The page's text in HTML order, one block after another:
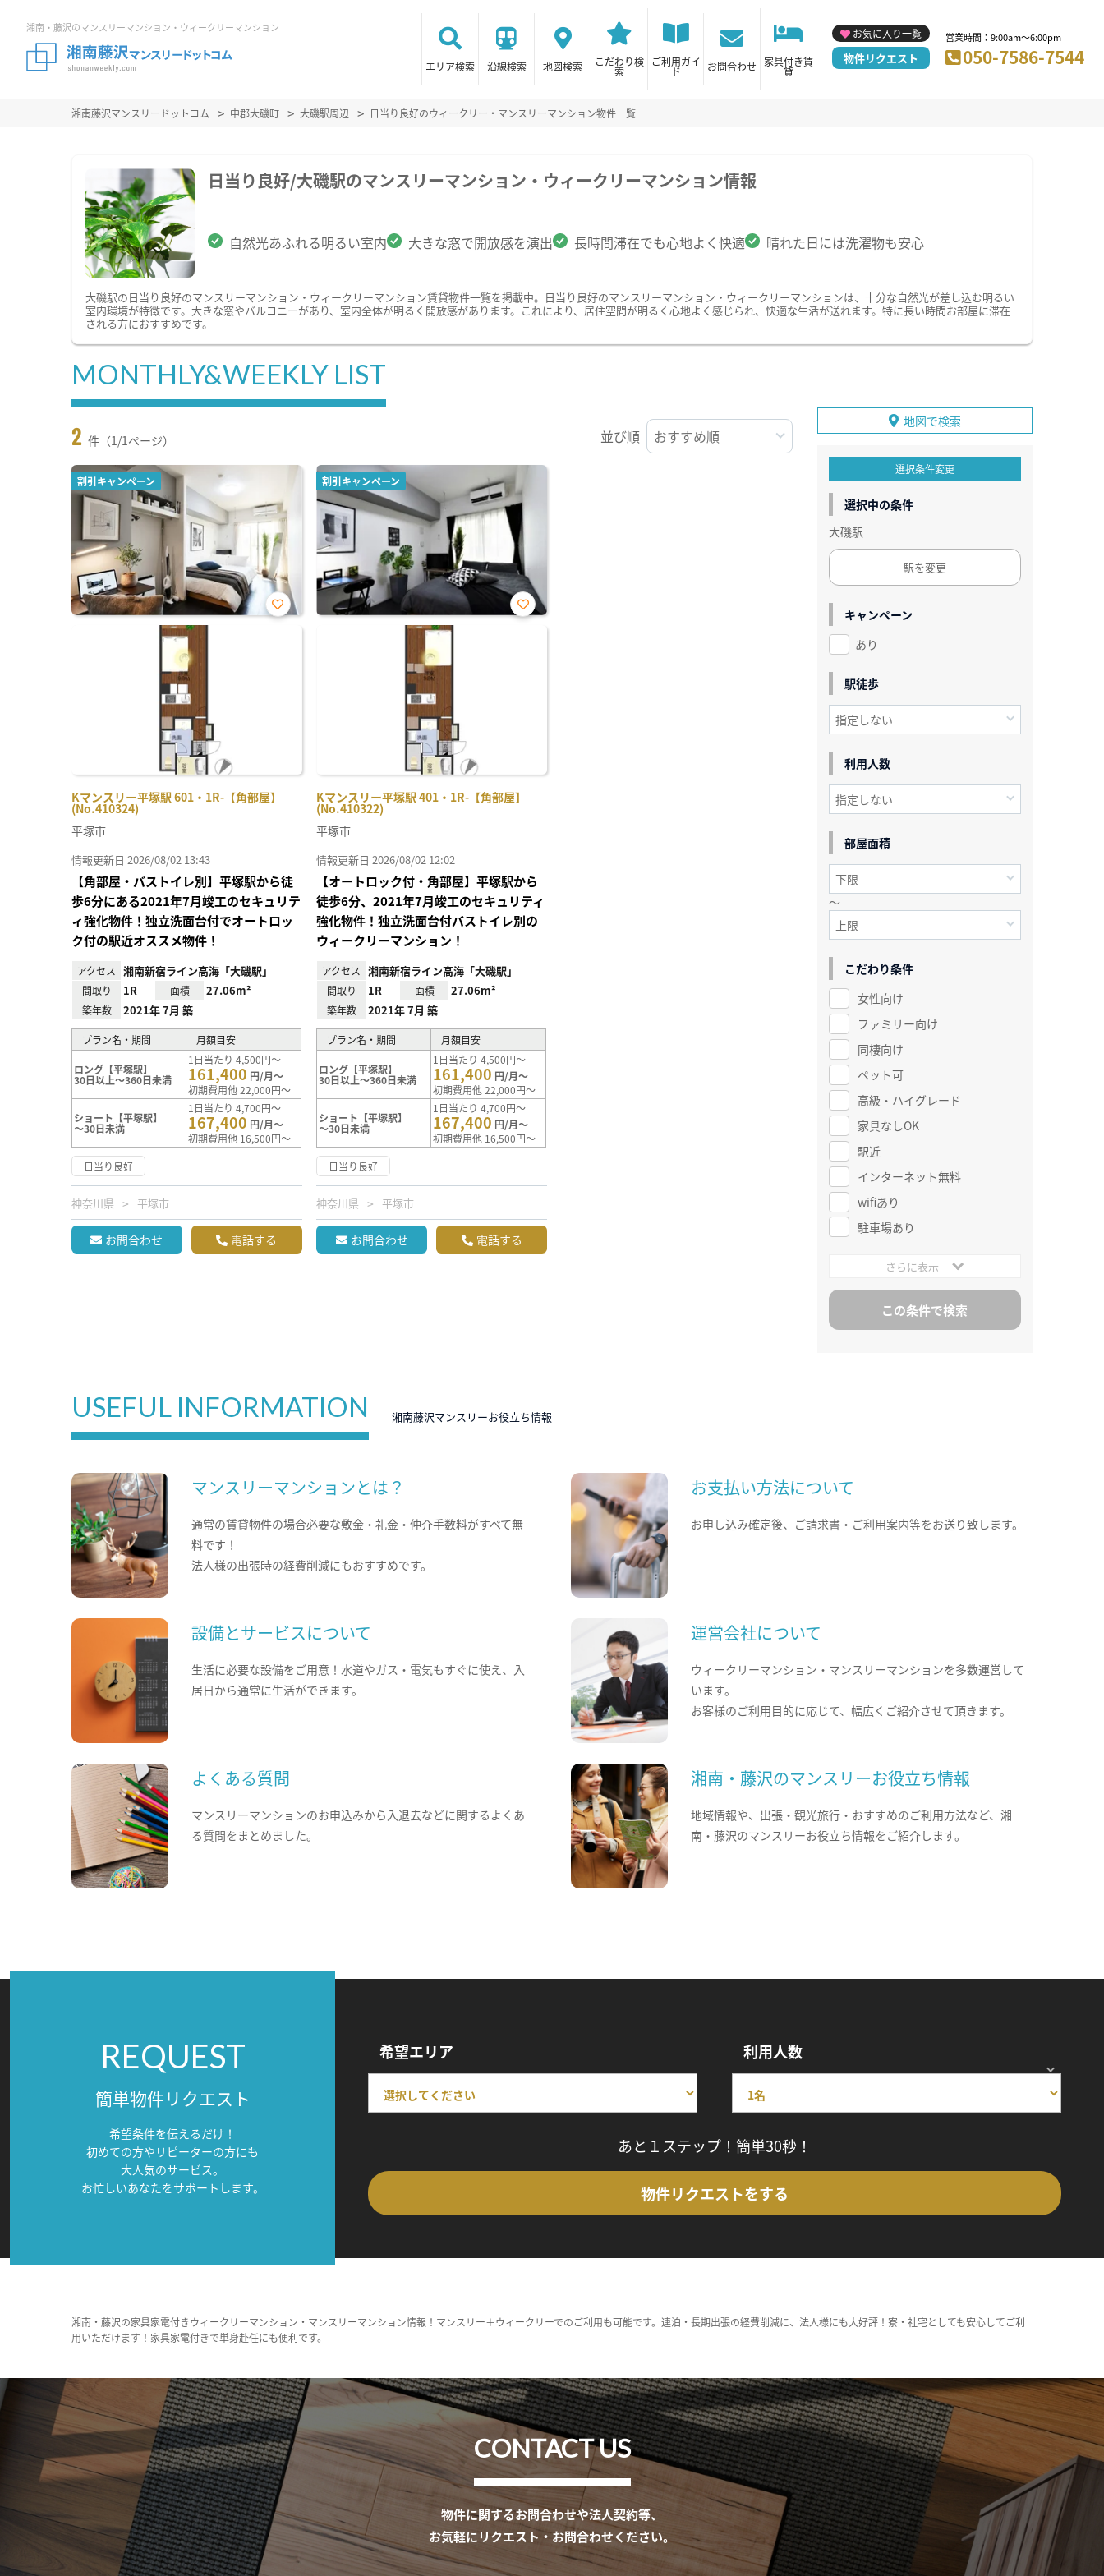
湘南・藤沢のマンスリーマンション・ウィークリーマンション
エリア検索 沿線検索 地図検索 こだわり検
索
ご利用ガイ
ド お問合わせ 家具付き賃
貸
お気に入り一覧
物件リクエスト
営業時間：9:00am～6:00pm
050-7586-7544
湘南藤沢マンスリードットコム 中郡大磯町 大磯駅周辺 日当り良好のウィークリー・マンスリーマンション物件一覧
日当り良好/大磯駅のマンスリーマンション・ウィークリーマンション情報
自然光あふれる明るい室内 大きな窓で開放感を演出 長時間滞在でも心地よく快適 晴れた日には洗濯物も安心
大磯駅の日当り良好のマンスリーマンション・ウィークリーマンション賃貸物件一覧を掲載中。日当り良好のマンスリーマンション・ウィークリーマンションは、十分な自然光が差し込む明るい
室内環境が特徴です。大きな窓やバルコニーがあり、室内全体が明るく開放感があります。これにより、居住空間が明るく心地よく感じられ、快適な生活が送れます。特に長い時間お部屋に滞在
される方におすすめです。
MONTHLY&WEEKLY LIST
2 件（1/1ページ） 並び順
割引キャンペーン
Kマンスリー平塚駅 601・1R-【角部屋】
(No.410324)
お気
平塚市
情報更新日 2026/08/02 13:43
【角部屋・バストイレ別】平塚駅から徒
歩6分にある2021年7月竣工のセキュリテ
ィ強化物件！独立洗面台付でオートロッ
ク付の駅近オススメ物件！
アクセス 湘南新宿ライン高海「大磯駅」
間取り 1R 面積 27.06m²
築年数 2021年 7月 築
プラン名・期間 月額目安
ロング【平塚駅】
30日以上～360日未満
1日当たり 4,500円～
161,400 円/月～
初期費用他 22,000円～
ショート【平塚駅】
～30日未満
1日当たり 4,700円～
167,400 円/月～
初期費用他 16,500円～
日当り良好
神奈川県 平塚市
お問合わせ 電話する
割引キャンペーン
Kマンスリー平塚駅 401・1R-【角部屋】
(No.410322)
お気
平塚市
情報更新日 2026/08/02 12:02
【オートロック付・角部屋】平塚駅から
徒歩6分、2021年7月竣工のセキュリティ
強化物件！独立洗面台付バストイレ別の
ウィークリーマンション！
アクセス 湘南新宿ライン高海「大磯駅」
間取り 1R 面積 27.06m²
築年数 2021年 7月 築
プラン名・期間 月額目安
ロング【平塚駅】
30日以上～360日未満
1日当たり 4,500円～
161,400 円/月～
初期費用他 22,000円～
ショート【平塚駅】
～30日未満
1日当たり 4,700円～
167,400 円/月～
初期費用他 16,500円～
日当り良好
神奈川県 平塚市
お問合わせ 電話する
地図で検索
選択条件変更
選択中の条件
大磯駅
駅を変更
キャンペーン
あり
駅徒歩
利用人数
部屋面積
～
こだわり条件
女性向け
ファミリー向け
同棲向け
ペット可
高級・ハイグレード
家具なしOK
駅近
インターネット無料
wifiあり
駐車場あり
さらに表示
USEFUL INFORMATION 湘南藤沢マンスリーお役立ち情報
マンスリーマンションとは？
通常の賃貸物件の場合必要な敷金・礼金・仲介手数料がすべて無
料です！
法人様の出張時の経費削減にもおすすめです。
お支払い方法について
お申し込み確定後、ご請求書・ご利用案内等をお送り致します。
設備とサービスについて
生活に必要な設備をご用意！水道やガス・電気もすぐに使え、入
居日から通常に生活ができます。
運営会社について
ウィークリーマンション・マンスリーマンションを多数運営して
います。
お客様のご利用目的に応じて、幅広くご紹介させて頂きます。
よくある質問
マンスリーマンションのお申込みから入退去などに関するよくあ
る質問をまとめました。
湘南・藤沢のマンスリーお役立ち情報
地域情報や、出張・観光旅行・おすすめのご利用方法など、湘
南・藤沢のマンスリーお役立ち情報をご紹介します。
REQUEST
簡単物件リクエスト
希望条件を伝えるだけ！
初めての方やリピーターの方にも
大人気のサービス。
お忙しいあなたをサポートします。
希望エリア 利用人数
あと１ステップ！簡単30秒！
物件リクエストをする
湘南・藤沢の家具家電付きウィークリーマンション・マンスリーマンション情報！マンスリー＋ウィークリーでのご利用も可能です。連泊・長期出張の経費削減に、法人様にも大好評！寮・社宅としても安心してご利
用いただけます！家具家電付きで単身赴任にも便利です。
CONTACT US
物件に関するお問合わせや法人契約等、
お気軽にリクエスト・お問合わせください。